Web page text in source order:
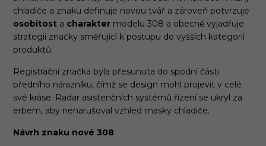
chladiče a znaku definuje novou tvář a zároveň potvrzuje
osobitost a charakter modelu 308 a obecně vyjadřuje
strategii značky směřující k postupu do vyšších kategorií
produktů.
Registrační značka byla přesunuta do spodní části
předního nárazníku, čímž se design mohl projevit v celé
své kráse. Radar asistenčních systémů řízení se ukryl za
erbem, aby nenarušoval vzhled masky chladiče.
Návrh znaku nové 308